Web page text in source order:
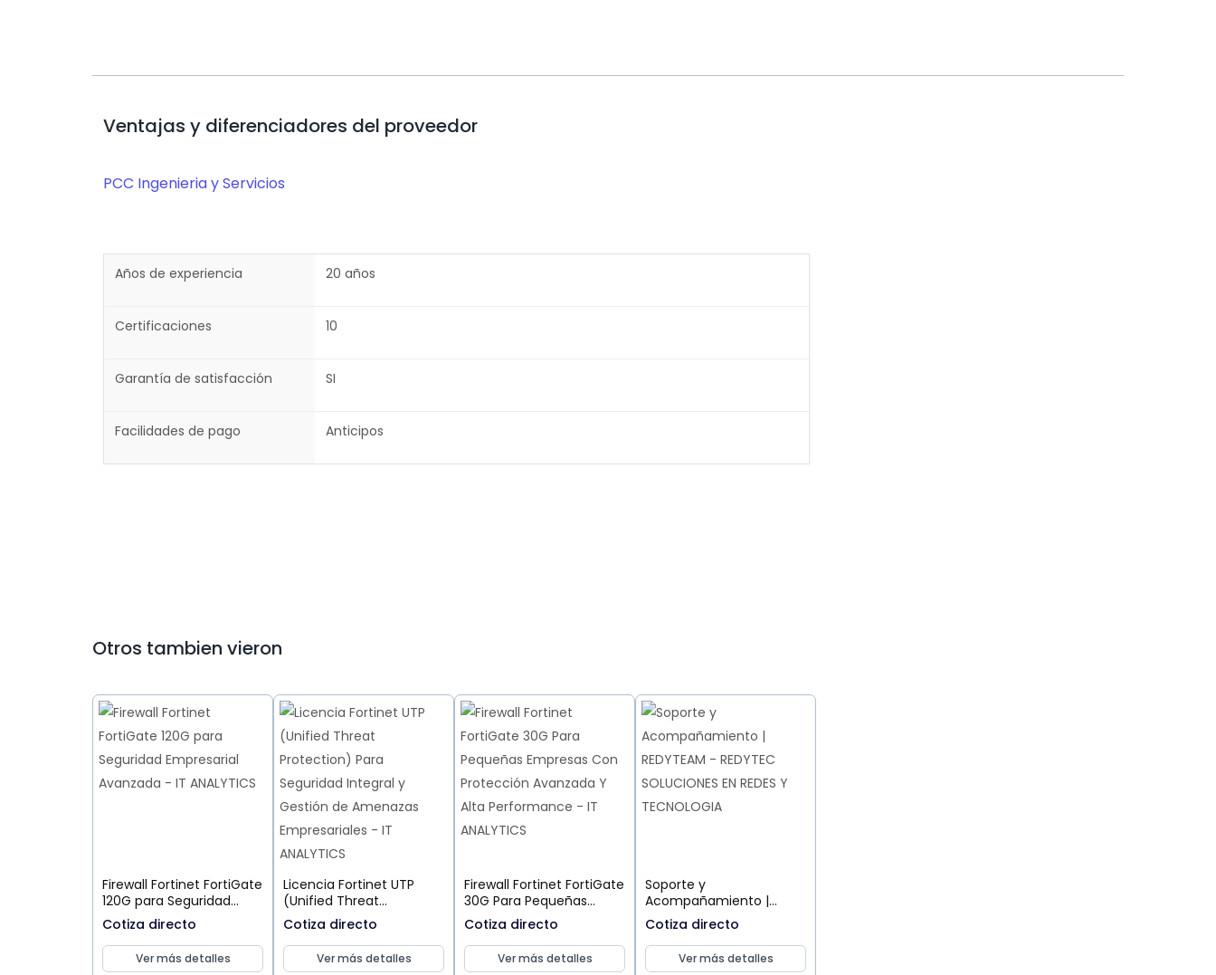
Ventajas y diferenciadores del proveedor
PCC Ingenieria y Servicios
Años de experiencia 20 años
Certificaciones 10
Garantía de satisfacción SI
Facilidades de pago Anticipos
Otros tambien vieron
Firewall Fortinet FortiGate
120G para Seguridad
Empresarial Avanzada
Cotiza directo
Ver más detalles
Licencia Fortinet UTP
(Unified Threat
Protection) Para
Seguridad Integral y
Gestión de Amenazas
Empresariales
Cotiza directo
Ver más detalles
Firewall Fortinet FortiGate
30G Para Pequeñas
Empresas Con
Protección Avanzada Y
Alta Performance
Cotiza directo
Ver más detalles
Soporte y
Acompañamiento |
REDYTEAM
Cotiza directo
Ver más detalles